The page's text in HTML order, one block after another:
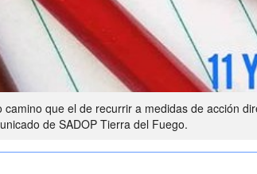
que el de recurrir a medidas de acción
de SADOP Tierra del Fuego.